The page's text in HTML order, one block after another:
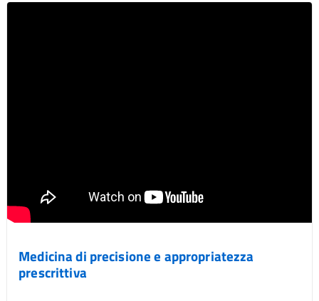
Medicina di precisione e appropriatezza
prescrittiva